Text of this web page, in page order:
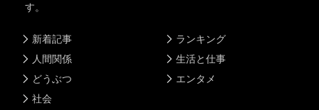
す。
新着記事
人間関係
どうぶつ
社会
ランキング
生活と仕事
エンタメ